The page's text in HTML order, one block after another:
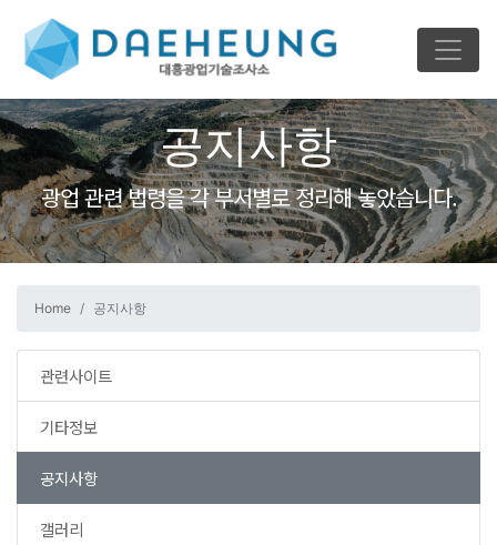
공지사항
광업 관련 법령을 각 부서별로 정리해 놓았습니다.
Home 공지사항
관련사이트
기타정보
공지사항
갤러리